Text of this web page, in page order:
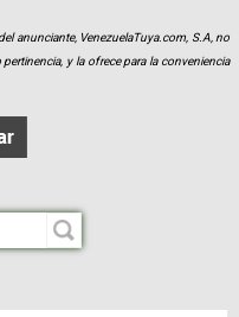
anunciante, VenezuelaTuya.com, S.A, no
y la ofrece para la conveniencia